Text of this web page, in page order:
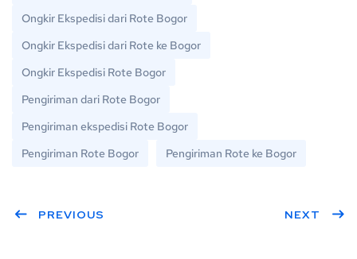
Ongkir Ekspedisi dari Rote Bogor
Ongkir Ekspedisi dari Rote ke Bogor
Ongkir Ekspedisi Rote Bogor
Pengiriman dari Rote Bogor
Pengiriman ekspedisi Rote Bogor
Pengiriman Rote Bogor
Pengiriman Rote ke Bogor
PREVIOUS NEXT